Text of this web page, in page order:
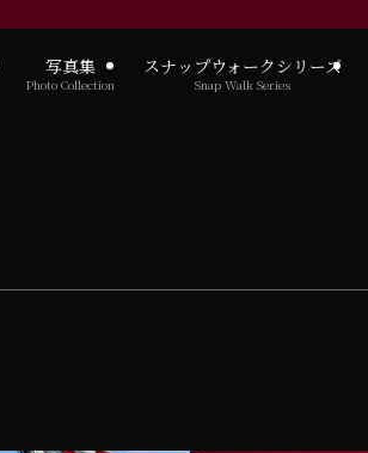
写真集
Photo Collection
スナップウォークシリーズ
Snap Walk Series